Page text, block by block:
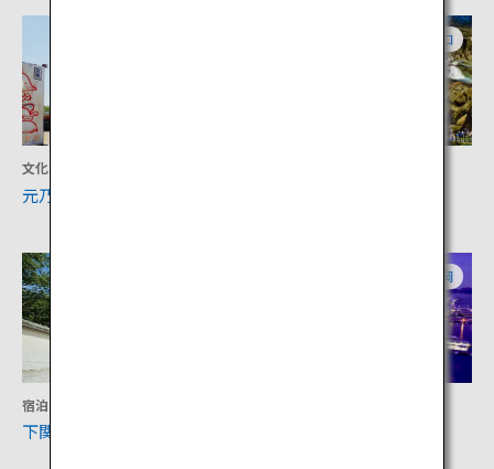
文化
元乃隅神社
山口
宿泊
下関春帆楼本店
福岡